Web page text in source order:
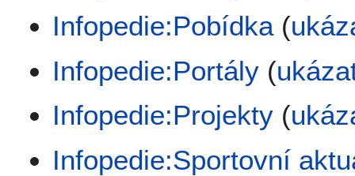
Infopedie:Pobídka(
Infopedie:Portály (
Infopedie:Projekty (
Infopedie:Sportovní